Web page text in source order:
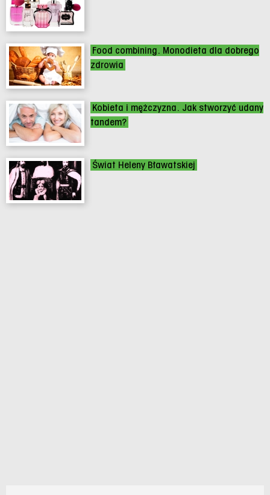
Food combining. Monodieta dla dobrego
zdrowia
Kobieta i mężczyzna. Jak stworzyć udany
tandem?
Świat Heleny Bławatskiej